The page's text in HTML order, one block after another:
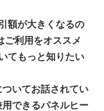
額が大きくなるの
ご利用をオススメ
てもっと知りたい
いてお話されてい
できるパネルヒー